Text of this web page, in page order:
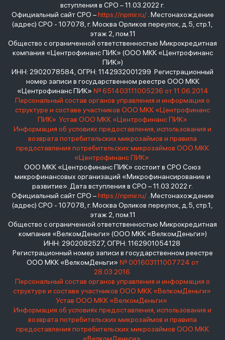
вступления в СРО – 11.03.2022 г.
Официальный сайт СРО –https://npmir.ru/. Местонахождение
(адрес) СРО - 107078, г. Москва Орликов переулок, д.5, стр.1,
этаж 2, пом.11
Общество с ограниченной ответственностью Микрокредитная
компания «Центрофинанс ПИК» (ООО МКК «Центрофинанс
ПИК»)
ИНН: 2902078584, ОГРН: 1142932001299 Регистрационный
номер записи в государственном реестре ООО МКК
«Центрофинанс ПИК» № 651403111005236 от 11.06.2014
Персональный состав органов управления и информация о
структуре и составе участников ООО МКК «Центрофинанс
ПИК» Устав ООО МКК «Центрофинанс ПИК»
Информация об условиях предоставления, использования и
возврата потребительских микрозаймов и правила
предоставления потребительских микрозаймов ООО МКК
«Центрофинанс ПИК»
ООО МКК «Центрофинанс ПИК» состоит в СРО Союз
микрофинансовых организаций «Микрофинансирование и
развитие». Дата вступления в СРО – 11.03.2022 г.
Официальный сайт СРО –https://npmir.ru/. Местонахождение
(адрес) СРО - 107078, г. Москва Орликов переулок, д.5, стр.1,
этаж 2, пом.11
Общество с ограниченной ответственностью Микрокредитная
компания «ВелкомДеньги» (ООО МКК «ВелкомДеньги»)
ИНН: 2902082527, ОГРН: 1162901054128
Регистрационный номер записи в государственном реестре
ООО МКК «ВелкомДеньги» № 001603111007724 от
28.03.2016
Персональный состав органов управления и информация о
структуре и составе участников ООО МКК «ВелкомДеньги»
Устав ООО МКК «ВелкомДеньги»
Информация об условиях предоставления, использования и
возврата потребительских микрозаймов и правила
предоставления потребительских микрозаймов ООО МКК